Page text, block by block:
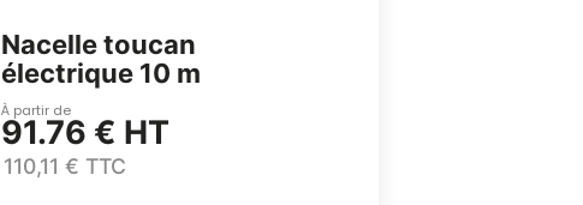
Nacelle toucan
électrique 10 m
À partir de
91.76 € HT
110,11 € TTC